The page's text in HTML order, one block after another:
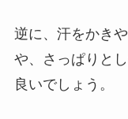
逆に、汗をかき
や、さっぱりと
良いでしょう。